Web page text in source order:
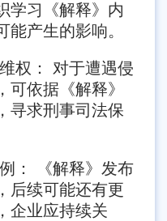
学习《解释》内
产生的影响。
权： 对于遭遇侵
依据《解释》
寻求刑事司法保
： 《解释》发布
后续可能还有更
企业应持续关